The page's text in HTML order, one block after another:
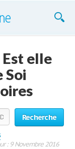
Est elle
Soi
Recherche
: 9 Novembre 2016